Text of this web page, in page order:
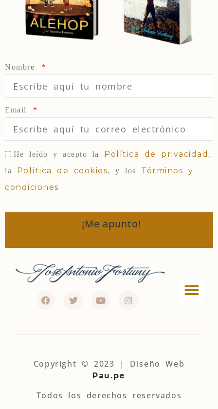
Nombre
Email
He leído y acepto la Política de privacidad,
la Política de cookies, y los Términos y
condiciones
¡Me apunto!
Copyright © 2023 | Diseño Web
Pau.pe
Todos los derechos reservados